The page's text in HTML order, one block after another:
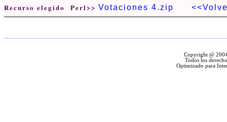
Recurso elegido Perl>> Votaciones 4.zip
Copyright @
Todos los
Optimizado para